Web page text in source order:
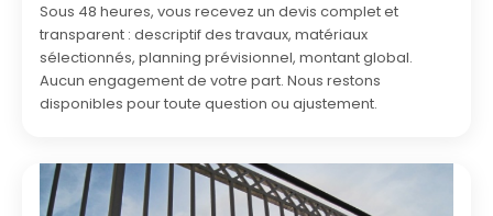
Sous 48 heures, vous recevez un devis complet et
transparent : descriptif des travaux, matériaux
sélectionnés, planning prévisionnel, montant global.
Aucun engagement de votre part. Nous restons
disponibles pour toute question ou ajustement.